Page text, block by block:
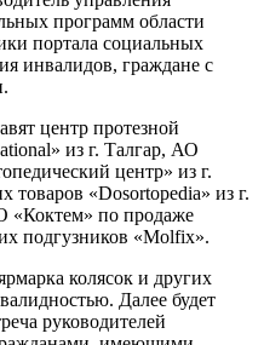
программ области
портала социальных
инвалидов, граждане с
центр протезной
из г. Талгар, АО
центр» из г.
товаров «Dosortopedia» из г.
«Коктем» по продаже
подгузников «Molfix».
колясок и других
Далее будет
руководителей